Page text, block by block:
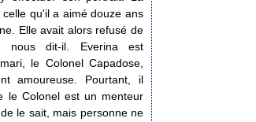
qu'il a aimé douze ans
Elle avait alors refusé de
nous dit-il. Everina est
le Colonel Capadose,
amoureuse. Pourtant, il
le Colonel est un menteur
le sait, mais personne ne